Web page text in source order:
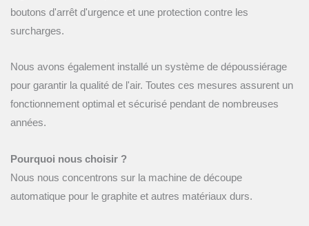
boutons d'arrêt d'urgence et une protection contre les
surcharges.
Nous avons également installé un système de dépoussiérage
pour garantir la qualité de l'air. Toutes ces mesures assurent un
fonctionnement optimal et sécurisé pendant de nombreuses
années.
Pourquoi nous choisir ?
Nous nous concentrons sur la machine de découpe
automatique pour le graphite et autres matériaux durs.